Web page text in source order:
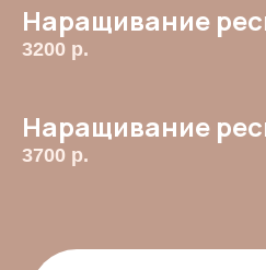
Наращивание
3200 р.
Наращивание
3700 р.
салона